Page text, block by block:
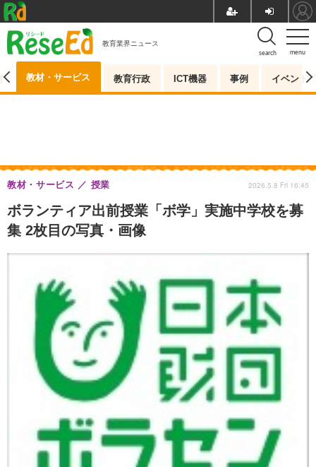
menu
search
教育業界ニュース
教材・サービス 教育行政 ICT機器 事例 イベント
ボランティア出前授業「ボ学」実施中学校を募
集 2枚目の写真・画像
教材・サービス 授業 2026.5.8 Fri 16:45